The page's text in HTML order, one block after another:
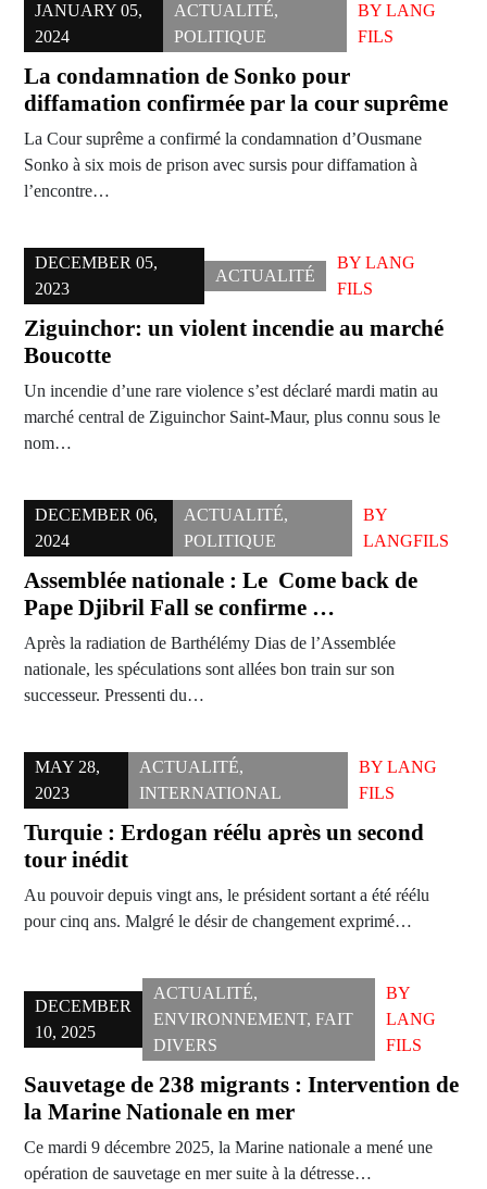
JANUARY 05,
2024
ACTUALITÉ,
POLITIQUE
BY LANG
FILS
La condamnation de Sonko pour
diffamation confirmée par la cour suprême
La Cour suprême a confirmé la condamnation d’Ousmane
Sonko à six mois de prison avec sursis pour diffamation à
l’encontre…
DECEMBER 05,
2023
ACTUALITÉ
BY LANG
FILS
Ziguinchor: un violent incendie au marché
Boucotte
Un incendie d’une rare violence s’est déclaré mardi matin au
marché central de Ziguinchor Saint-Maur, plus connu sous le
nom…
DECEMBER 06,
2024
ACTUALITÉ,
POLITIQUE
BY
LANGFILS
Assemblée nationale : Le Come back de
Pape Djibril Fall se confirme …
Après la radiation de Barthélémy Dias de l’Assemblée
nationale, les spéculations sont allées bon train sur son
successeur. Pressenti du…
MAY 28,
2023
ACTUALITÉ,
INTERNATIONAL
BY LANG
FILS
Turquie : Erdogan réélu après un second
tour inédit
Au pouvoir depuis vingt ans, le président sortant a été réélu
pour cinq ans. Malgré le désir de changement exprimé…
DECEMBER
10, 2025
ACTUALITÉ,
ENVIRONNEMENT, FAIT
DIVERS
BY
LANG
FILS
Sauvetage de 238 migrants : Intervention de
la Marine Nationale en mer
Ce mardi 9 décembre 2025, la Marine nationale a mené une
opération de sauvetage en mer suite à la détresse…